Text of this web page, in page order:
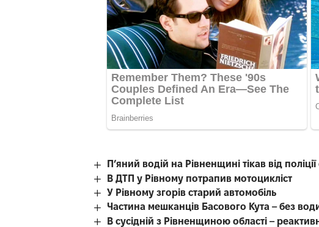
П’яний водій на Рівненщині тікав від
В ДТП у Рівному потрапив мотоцикліст
У Рівному згорів старий автомобіль
Частина мешканців Басового Кута – без
В сусідній з Рівненщиною області –